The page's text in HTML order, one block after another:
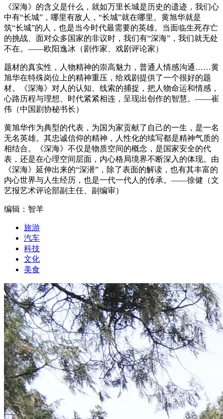
《深海》的含义是什么，就如万里长城是历史的遗迹，我们心
中有“长城”，哪里有敌人，“长城”就在哪里。黄旭华就是
筑“长城”的人，也是当今时代最需要的英雄。当面临生死存亡
的挑战、面对众多国家的非议时，我们有“深海”，我们就无处
不在。——欧阳逸冰（剧作家、戏剧评论家）
题材的真实性，人物精神的崇高魅力，普通人情感沟通……黄
旭华在特殊岗位上的精神重压，给戏剧提供了一个很好的题
材。《深海》对人的认知、线索的捕捉，把人物命运和情感，
心路历程与理想、时代紧紧相连，呈现出创作的智慧。——崔
伟（中国剧协秘书长）
黄旭华作为典型的代表，为国为家贡献了自己的一生，是一名
无名英雄。其忠诚信仰的精神，人性化的续写都是精神气质的
相结合。《深海》不仅是物质空间的概念，是国家安全的代
表，还是在心理空间层面，内心格局境界不断深入的体现。由
《深海》延伸出来的“深潜”，除了表面的解读，也有其丰富的
内心世界与人生经历，也是一代一代人的传承。——徐健（文
艺报艺术评论部副主任、副编审）
编辑：智羊
旅游
汽车
科技
文化
美食